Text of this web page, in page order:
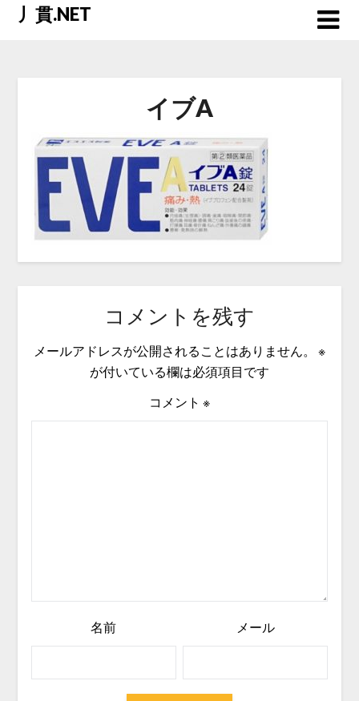
Skip丿貫.NET
イブA
コメントを残す
メールアドレスが公開されることはありません。
※
が付いている欄は必須項目です
コメント ※
名前 メール